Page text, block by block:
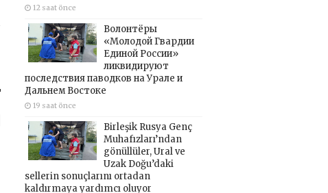
12 saat önce
Волонтёры
«Молодой Гвардии
Единой России»
ликвидируют
последствия паводков на Урале и
Дальнем Востоке
19 saat önce
Birleşik Rusya Genç
Muhafızları’ndan
gönüllüler, Ural ve
Uzak Doğu’daki
sellerin sonuçlarını ortadan
kaldırmaya yardımcı oluyor